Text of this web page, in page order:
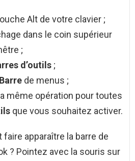
Alt de votre clavier ;
dans le coin supérieur
;
d’outils ;
Barre de menus ;
même opération pour toutes
que vous souhaitez activer.
apparaître la barre de
? Pointez avec la souris sur